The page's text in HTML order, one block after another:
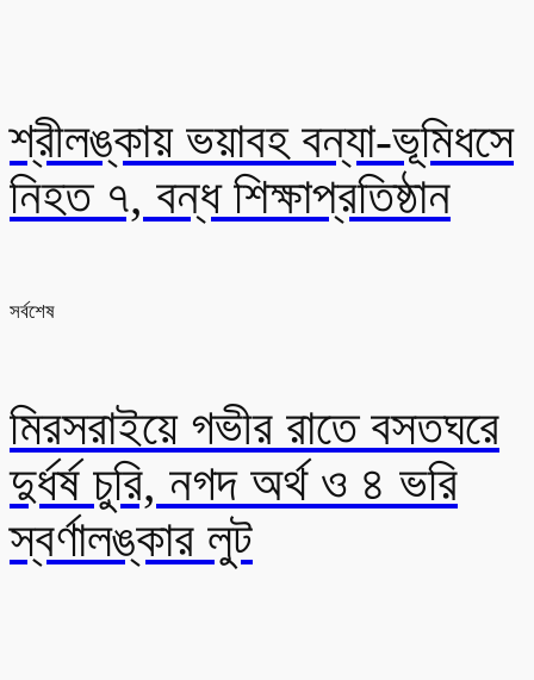
শ্রীলঙ্কায় ভয়াবহ বন্যা-ভূমিধসে
নিহত ৭, বন্ধ শিক্ষাপ্রতিষ্ঠান
সর্বশেষ
মিরসরাইয়ে গভীর রাতে বসতঘরে
দুর্ধর্ষ চুরি, নগদ অর্থ ও ৪ ভরি
স্বর্ণালঙ্কার লুট